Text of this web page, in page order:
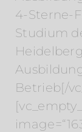
4-Sterne-
Studium
Betrieb[/